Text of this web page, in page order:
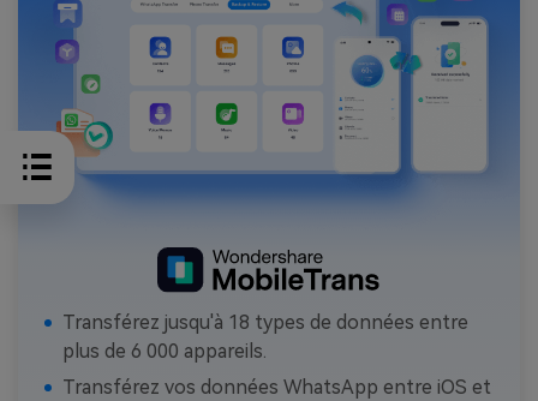
Transférez jusqu'à 18 types de données entre
plus de 6 000 appareils.
Transférez vos données WhatsApp entre iOS et